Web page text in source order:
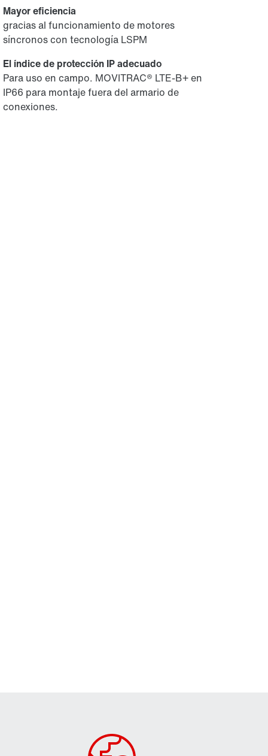
Mayor eficiencia
gracias al funcionamiento de motores
síncronos con tecnología LSPM
El índice de protección IP adecuado
Para uso en campo. MOVITRAC® LTE-B+ en
IP66 para montaje fuera del armario de
conexiones.